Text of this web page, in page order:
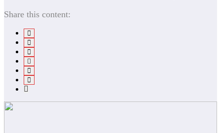
Share this content: